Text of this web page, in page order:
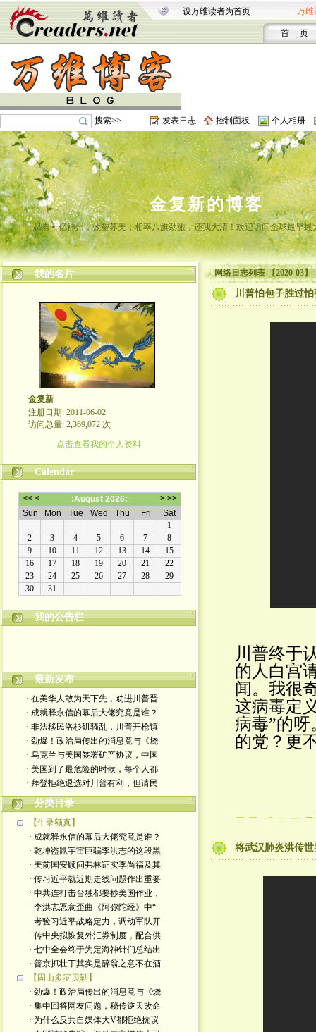
设万维读者为首页 万维
首 页
搜索>> 发表日志 控制面板 个人相册
金复新的博客
忍看十亿神州，效颦苏美；相率八旗劲旅，还我大清！欢迎访问全球最早最
我的名片
金复新
注册日期: 2011-06-02
访问总量: 2,369,072 次
点击查看我的个人资料
Calendar
我的公告栏
金复新其人其事
最新发布
· 在美华人敢为天下先，劝进川普晋
· 成就释永信的幕后大佬究竟是谁？
· 非法移民洛杉矶骚乱，川普开枪镇
· 劲爆！政治局传出的消息竟与《烧
· 乌克兰与美国签署矿产协议，中国
· 美国到了最危险的时候，每个人都
· 拜登拒绝退选对川普有利，但请民
分类目录
【牛录额真】
· 成就释永信的幕后大佬究竟是谁？
· 乾坤盗鼠宇宙巨骗李洪志的这段黑
· 美前国安顾问弗林证实李尚福及其
· 传习近平就近期走线问题作出重要
· 中共连打击台独都要抄美国作业，
· 李洪志恶意歪曲《阿弥陀经》中“
· 考验习近平战略定力，调动军队开
· 传中央拟恢复外汇券制度，配合供
· 七中全会终于为定海神针们总结出
· 普京抓壮丁其实是醉翁之意不在酒
【固山多罗贝勒】
· 劲爆！政治局传出的消息竟与《烧
· 集中回答网友问题，秘传逆天改命
· 为什么反共自媒体大V都拒绝抗议
网络日志列表 【2020-03】
川普怕包子胜过
川普终于
的人白宫
闻。我很
这病毒定
病毒”的
的党？更
将武汉肺炎洪传